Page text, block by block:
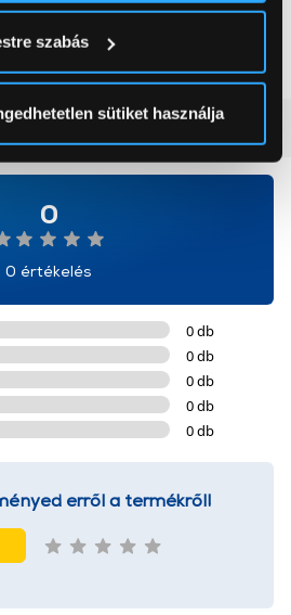
preferenciáit aRészletek
vagy visszavonhatja a
hozzájárulását.
az Ön gépén tárol a rendszer. A
nem alkalmasak,
szükségesek. Az oldal
szabás
sütiket használja
kombinált hűtőszekrény
179 999 Ft
0
0 értékelés
0 db
0 db
0 db
0 db
0 db
erről a termékről!